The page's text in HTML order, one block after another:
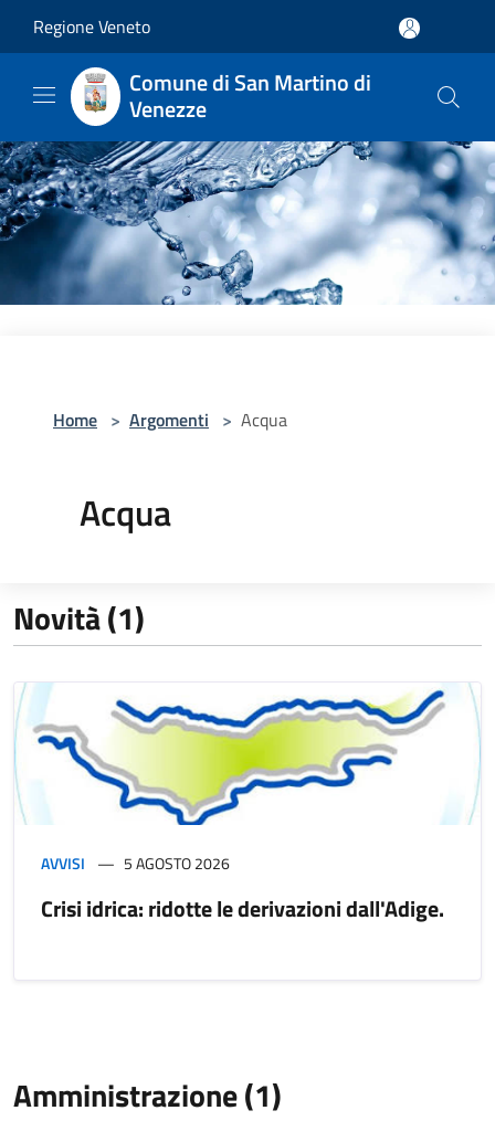
Regione Veneto
Comune di San Martino di
Venezze
Home > Argomenti > Acqua
Acqua
Novità (1)
AVVISI 5 AGOSTO 2026
Crisi idrica: ridotte le derivazioni dall'Adige.
Amministrazione (1)